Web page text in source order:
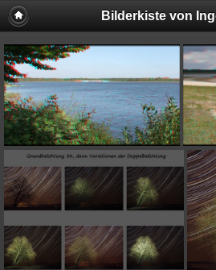
Bilderkiste von